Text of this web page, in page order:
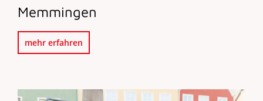
Memmingen
mehr erfahren